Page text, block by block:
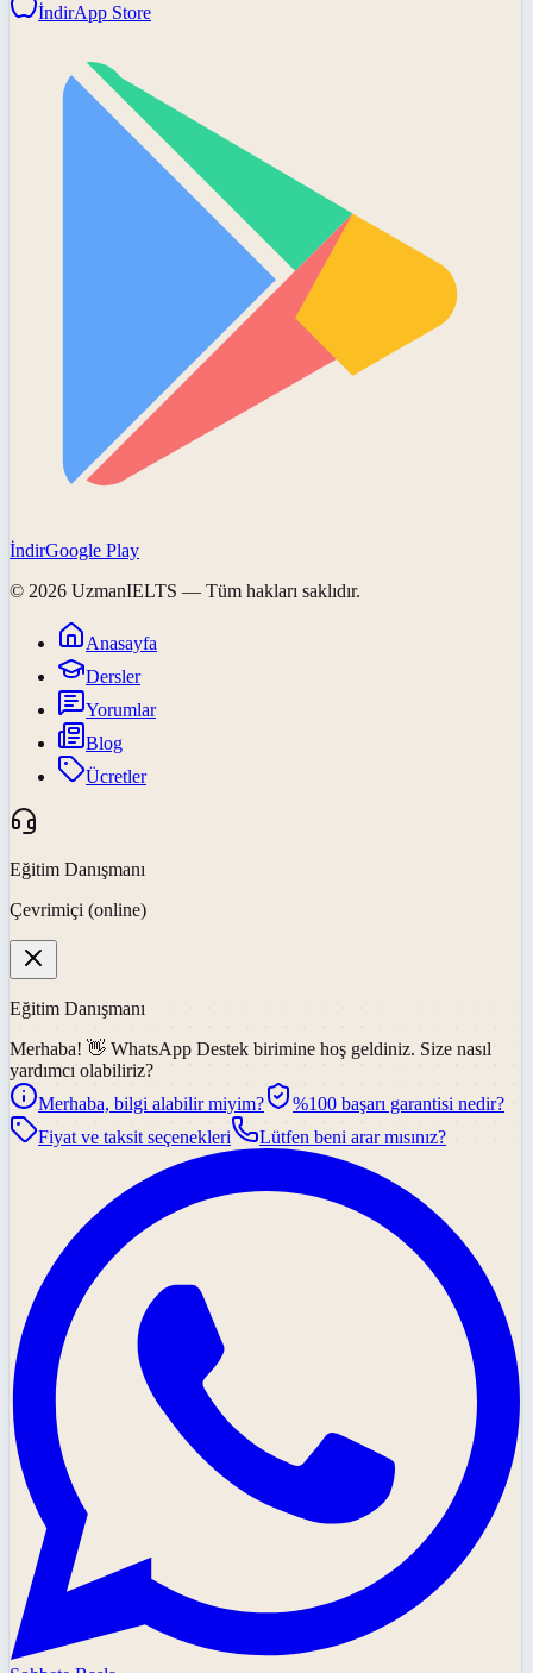
İndirApp Store
İndirGoogle Play
© 2026 UzmanIELTS — Tüm hakları saklıdır.
Anasayfa
Dersler
Yorumlar
Blog
Ücretler
Eğitim Danışmanı
Çevrimiçi (online)
Eğitim Danışmanı
Merhaba! 👋 WhatsApp Destek birimine hoş geldiniz. Size nasıl
yardımcı olabiliriz?
Merhaba, bilgi alabilir miyim?
%100 başarı garantisi nedir?
Fiyat ve taksit seçenekleri
Lütfen beni arar mısınız?